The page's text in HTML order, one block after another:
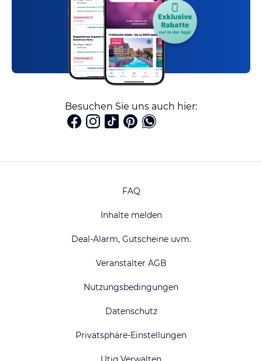
Besuchen Sie uns auch hier:
FAQ
Inhalte melden
Deal-Alarm, Gutscheine uvm.
Veranstalter AGB
Nutzungsbedingungen
Datenschutz
Privatsphäre-Einstellungen